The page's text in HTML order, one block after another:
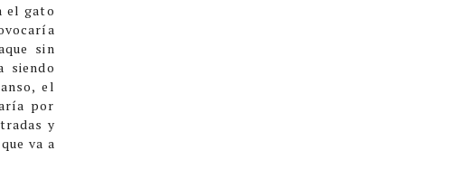
el gato
sin
siendo
el
por
y
va a